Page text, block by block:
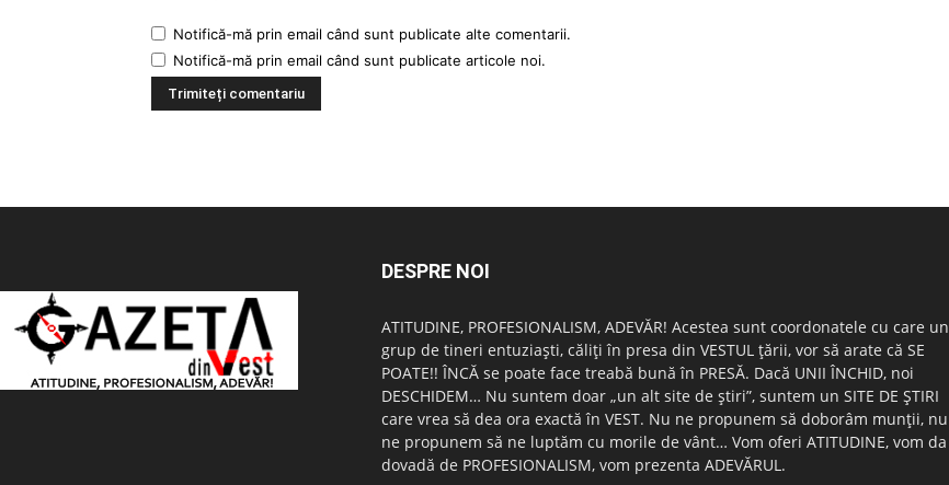
Notifică-mă prin email când sunt publicate alte comentarii.
Notifică-mă prin email când sunt publicate articole noi.
DESPRE NOI
ATITUDINE, PROFESIONALISM, ADEVĂR! Acestea sunt coordonatele cu care un
grup de tineri entuziaşti, căliţi în presa din VESTUL ţării, vor să arate că SE
POATE!! ÎNCĂ se poate face treabă bună în PRESĂ. Dacă UNII ÎNCHID, noi
DESCHIDEM… Nu suntem doar „un alt site de ştiri”, suntem un SITE DE ŞTIRI
care vrea să dea ora exactă în VEST. Nu ne propunem să doborâm munţii, nu
ne propunem să ne luptăm cu morile de vânt… Vom oferi ATITUDINE, vom da
dovadă de PROFESIONALISM, vom prezenta ADEVĂRUL.